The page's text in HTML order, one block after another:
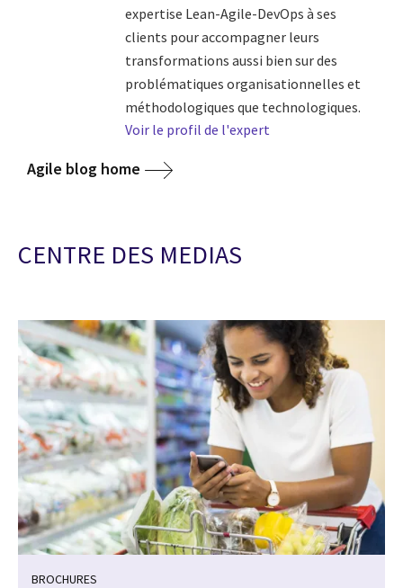
expertise Lean-Agile-DevOps à ses
clients pour accompagner leurs
transformations aussi bien sur des
problématiques organisationnelles et
méthodologiques que technologiques.
Voir le profil de l'expert
Agile blog home
CENTRE DES MEDIAS
BROCHURES